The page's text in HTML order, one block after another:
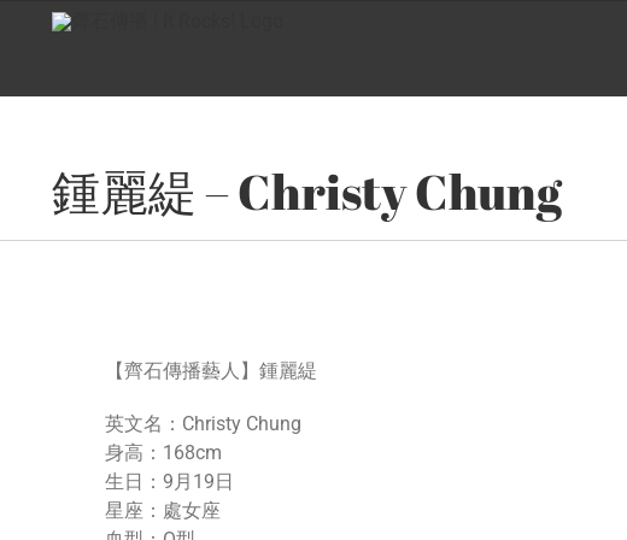
鍾麗緹 – Christy Chung
【齊石傳播藝人】鍾麗緹
英文名：Christy Chung
身高：168cm
生日：9月19日
星座：處女座